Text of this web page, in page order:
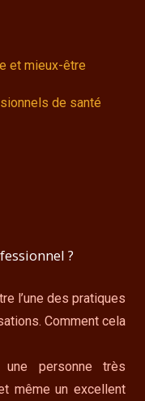
et mieux-être
de santé
?
l’une des pratiques
Comment cela
personne très
même un excellent